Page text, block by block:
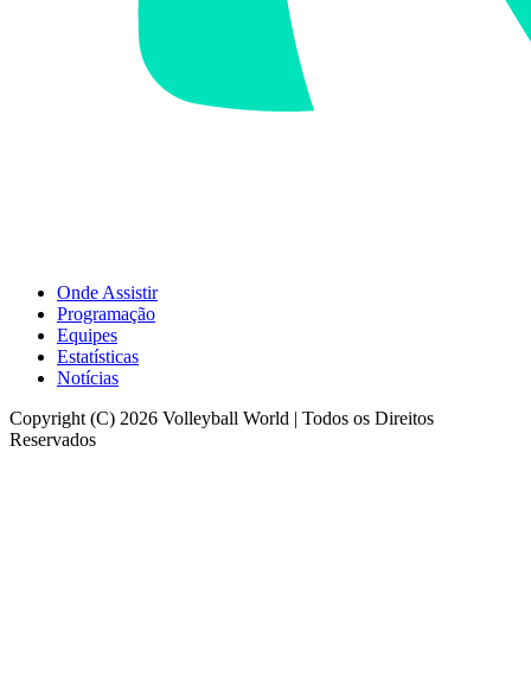
Onde Assistir
Programação
Equipes
Estatísticas
Notícias
Copyright (C) 2026 Volleyball World | Todos os Direitos
Reservados